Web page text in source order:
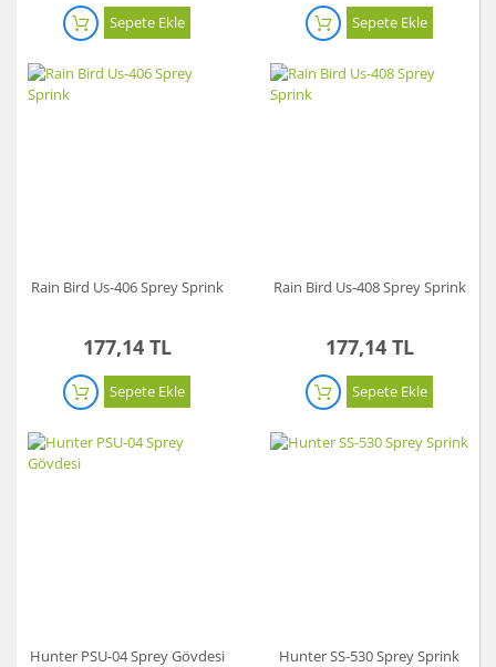
Sepete Ekle Sepete Ekle
Rain Bird Us-406 Sprey Sprink
177,14 TL
Sepete Ekle
Rain Bird Us-408 Sprey Sprink
177,14 TL
Sepete Ekle
Hunter PSU-04 Sprey Gövdesi Hunter SS-530 Sprey Sprink